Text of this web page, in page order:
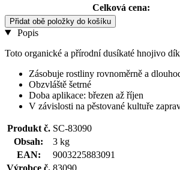
Celková cena:
Přidat obě položky do košíku
Popis
Toto organické a přírodní dusíkaté hnojivo
Zásobuje rostliny rovnoměrně a
Obzvláště šetrné
Doba aplikace: březen až říjen
V závislosti na pěstované kultuře
Produkt č. SC-83090
Obsah:
3 kg
EAN:
9003225883091
Výrobce č. 83090